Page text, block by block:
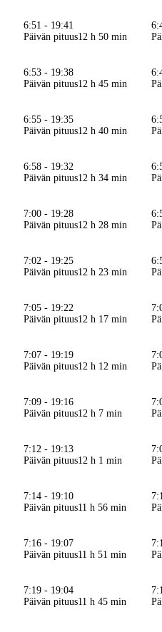
6:51 - 19:41
Päivän pituus12 h 50 min
6:53 - 19:38
Päivän pituus12 h 45 min
6:55 - 19:35
Päivän pituus12 h 40 min
6:58 - 19:32
Päivän pituus12 h 34 min
7:00 - 19:28
Päivän pituus12 h 28 min
7:02 - 19:25
Päivän pituus12 h 23 min
7:05 - 19:22
Päivän pituus12 h 17 min
7:07 - 19:19
Päivän pituus12 h 12 min
7:09 - 19:16
Päivän pituus12 h 7 min
7:12 - 19:13
Päivän pituus12 h 1 min
7:14 - 19:10
Päivän pituus11 h 56 min
7:16 - 19:07
Päivän pituus11 h 51 min
7:19 - 19:04
Päivän pituus11 h 45 min